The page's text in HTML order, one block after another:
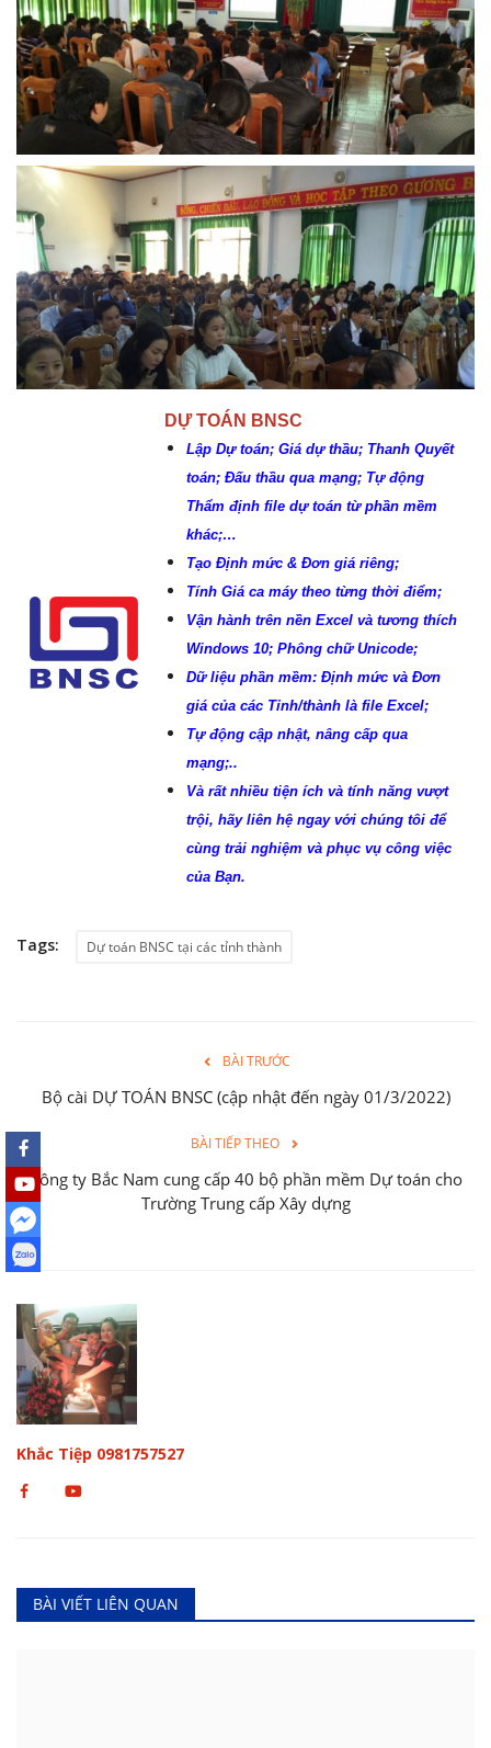
DỰ TOÁN BNSC
Lập Dự toán; Giá dự thầu; Thanh Quyết
toán; Đấu thầu qua mạng; Tự động
Thẩm định file dự toán từ phần mềm
khác;…
Tạo Định mức & Đơn giá riêng;
Tính Giá ca máy theo từng thời điểm;
Vận hành trên nền Excel và tương thích
Windows 10; Phông chữ Unicode;
Dữ liệu phần mềm: Định mức và Đơn
giá của các Tỉnh/thành là file Excel;
Tự động cập nhật, nâng cấp qua
mạng;..
Và rất nhiều tiện ích và tính năng vượt
trội, hãy liên hệ ngay với chúng tôi để
cùng trải nghiệm và phục vụ công việc
của Bạn.
Tags: Dự toán BNSC tại các tỉnh thành
BÀI TRƯỚC
Bộ cài DỰ TOÁN BNSC (cập nhật đến ngày 01/3/2022)
BÀI TIẾP THEO
Công ty Bắc Nam cung cấp 40 bộ phần mềm Dự toán cho
Trường Trung cấp Xây dựng
Khắc Tiệp 0981757527
BÀI VIẾT LIÊN QUAN